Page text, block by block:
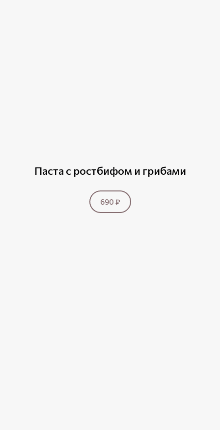
Паста с ростбифом и грибами
690 ₽